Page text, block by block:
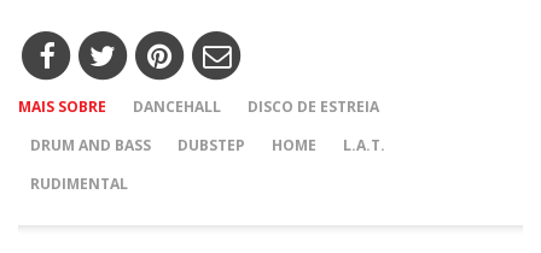
MAIS SOBRE DANCEHALL
DISCO DE ESTREIA
DRUM AND BASS
DUBSTEP HOME
L.A.T.
RUDIMENTAL